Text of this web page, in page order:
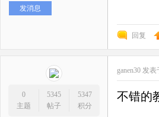
发消息
回复
0
主题
5345
帖子
5347
积分
ganen30 发表
不错的